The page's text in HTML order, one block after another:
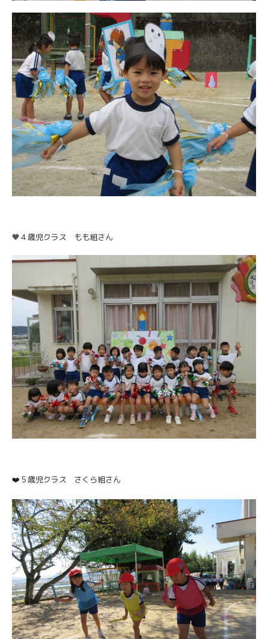
🧡４歳児クラス もも組さん
❤️５歳児クラス さくら組さん